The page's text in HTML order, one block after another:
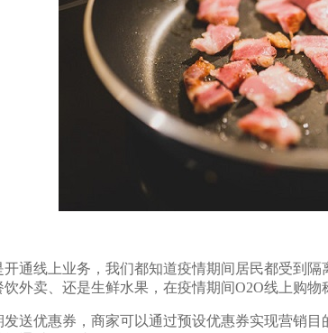
通线上业务，我们都知道疫情期间居民都受到
外卖、还是生鲜水果，在疫情期间O2O线上购物
送优惠券，商家可以通过预设优惠券实现营销